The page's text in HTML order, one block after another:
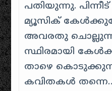
പതിയുന്നു.
മ്യൂസിക്
അവരതു
സ്ഥിരമായി
താഴെ
കവിതകൾ